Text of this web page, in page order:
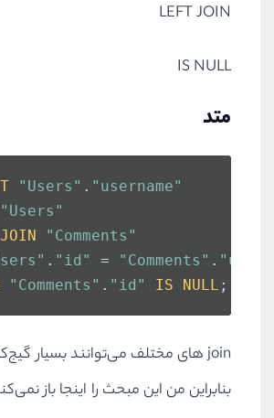
LEFT JOIN
IS NULL
متد
"Users" . "username"
"Users"
JOIN
"Comments"
. "id" = "Comments" .
"Comments" . "id" IS NULL ;
joinهای مختلف می‌توانند بسیار
بنابراین من این مبحث را اینجا باز